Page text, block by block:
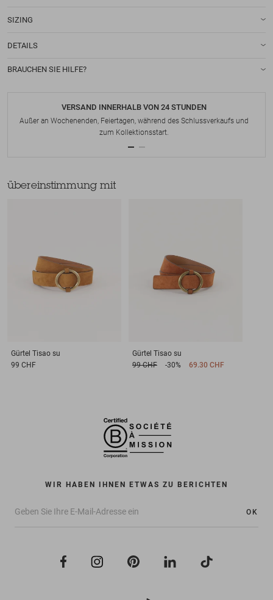
SIZING
DETAILS
BRAUCHEN SIE HILFE?
VERSAND INNERHALB VON 24 STUNDEN
Außer an Wochenenden, Feiertagen, während des Schlussverkaufs und
zum Kollektionsstart.
übereinstimmung mit
Gürtel Tisao su
99 CHF
Gürtel Tisao su
99 CHF
-30% 69.30 CHF
WIR HABEN IHNEN ETWAS ZU BERICHTEN
OK